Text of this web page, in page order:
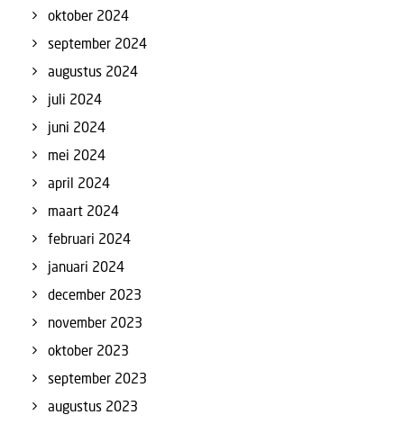
oktober 2024
september 2024
augustus 2024
juli 2024
juni 2024
mei 2024
april 2024
maart 2024
februari 2024
januari 2024
december 2023
november 2023
oktober 2023
september 2023
augustus 2023